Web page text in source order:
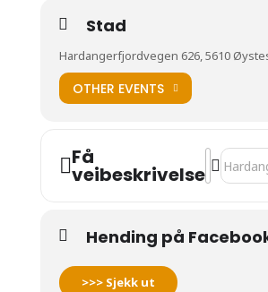
Stad
Hardangerfjordvegen 626, 5610
OTHER EVENTS
Få
veibeskrivelse
Address -
Hending på
>>> Sjekk ut